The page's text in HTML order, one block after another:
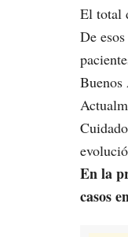
El total
De
En la
casos